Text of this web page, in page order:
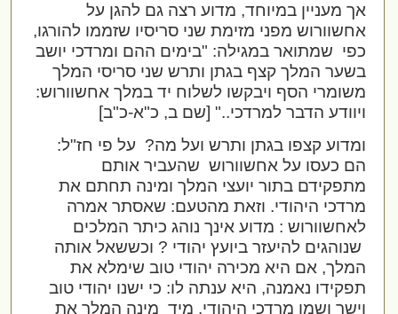
אך מעניין במיוחד, מדוע רצה גם להגן על
אחשוורוש מפני מזימת שני סריסיו שזממו להורגו,
כפי שמתואר במגילה: "בימים ההם ומרדכי יושב
בשער המלך קצף בגתן ותרש שני סריסי המלך
משומרי הסף ויבקשו לשלוח יד במלך אחשוורוש:
ויוודע הדבר למרדכי.." [שם ב, כ"א-כ"ב]
ומדוע קצפו בגתן ותרש ועל מה? על פי חז"ל:
הם כעסו על אחשוורוש שהעביר אותם
מתפקידם בתור יועצי המלך ומינה תחתם את
מרדכי היהודי. וזאת מהטעם: שאסתר אמרה
לאחשוורוש : מדוע אינך נוהג כיתר המלכים
שנוהגים להיעזר ביועץ יהודי ? וכששאל אותה
המלך, אם היא מכירה יהודי טוב שימלא את
תפקידו נאמנה, היא ענתה לו: כי ישנו יהודי טוב
וישר ושמו מרדכי היהודי. מיד מינה המלך את